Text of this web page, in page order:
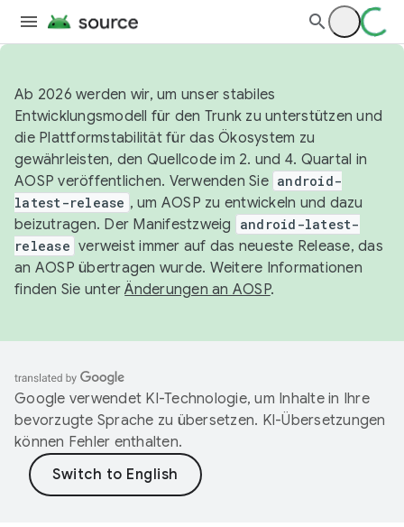
Ab 2026 werden wir, um unser stabiles
Entwicklungsmodell für den Trunk zu unterstützen und
die Plattformstabilität für das Ökosystem zu
gewährleisten, den Quellcode im 2. und 4. Quartal in
AOSP veröffentlichen. Verwenden Sie android-
latest-release , um AOSP zu entwickeln und dazu
beizutragen. Der Manifestzweig
android-latest-
release verweist immer auf das neueste Release, das
an AOSP übertragen wurde. Weitere Informationen
finden Sie unterÄnderungen an AOSP.
Google verwendet KI-Technologie, um Inhalte in Ihre
bevorzugte Sprache zu übersetzen. KI-Übersetzungen
können Fehler enthalten.